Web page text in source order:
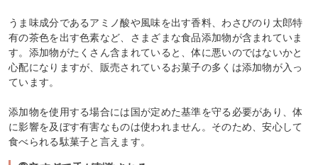
うま味成分であるアミノ酸や風味を出す香料、わさびのり太郎特
有の茶色を出す色素など、さまざまな食品添加物が含まれていま
す。添加物がたくさん含まれていると、体に悪いのではないかと
心配になりますが、販売されているお菓子の多くは添加物が入っ
ています。
添加物を使用する場合には国が定めた基準を守る必要があり、体
に影響を及ぼす有害なものは使われません。そのため、安心して
食べられる駄菓子と言えます。